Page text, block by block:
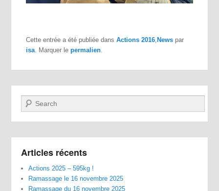
Cette entrée a été publiée dansActions 2016 News par
isa . Marquer lepermalien
Recherche
Articles récents
Actions 2025 – 595kg !
Ramassage le 16 novembre 2025
Ramassage du 16 novembre 2025